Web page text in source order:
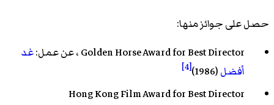
حصل على جوائز منها:
Golden Horse Award for Best Director ، عن عمل:
غد
أفضل(1986)
[4]
Hong Kong Film Award for Best Director